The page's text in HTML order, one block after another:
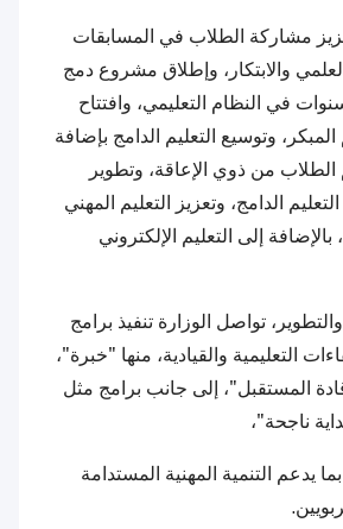
مشاركة الطلاب في المسابقات
والابتكار، وإطلاق مشروع دمج
في النظام التعليمي، وافتتاح
وتوسيع التعليم الدامج بإضافة
من ذوي الإعاقة، وتطوير
الدامج، وتعزيز التعليم المهني
إلى التعليم الإلكتروني
تواصل الوزارة تنفيذ برامج
التعليمية والقيادية، منها "خبرة"،
المستقبل"، إلى جانب برامج مثل
ناجحة"،
يدعم التنمية المهنية المستدامة